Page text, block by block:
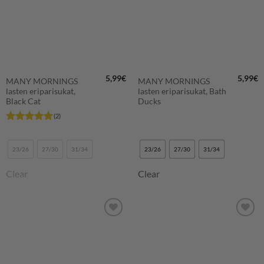
MANY MORNINGS
lasten eriparisukat,
Black Cat
/ 5
(2)
5,99€
23/26 27/30 31/34
Clear
MANY MORNINGS
lasten eriparisukat, Bath
Ducks
5,99€
23/26 27/30 31/34
Clear